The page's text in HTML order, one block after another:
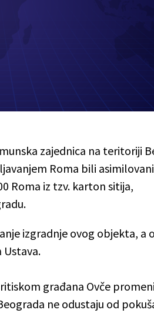
zajednica na teritoriji
Roma bili
Roma iz tzv. karton sitija,
izgradnje ovog objekta, a
Ustava.
građana Ovče
ne odustaju od